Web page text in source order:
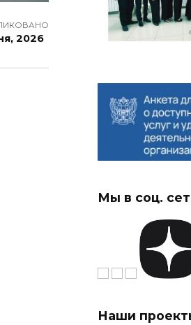
2026
Мы в соц.
Наши